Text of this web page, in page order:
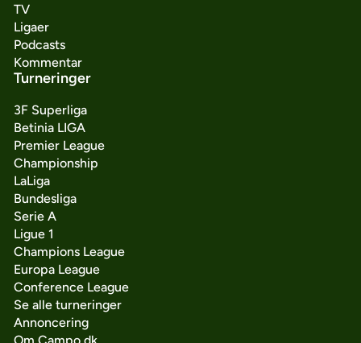
TV
Ligaer
Podcasts
Kommentar
Turneringer
3F Superliga
Betinia LIGA
Premier League
Championship
LaLiga
Bundesliga
Serie A
Ligue 1
Champions League
Europa League
Conference League
Se alle turneringer
Annoncering